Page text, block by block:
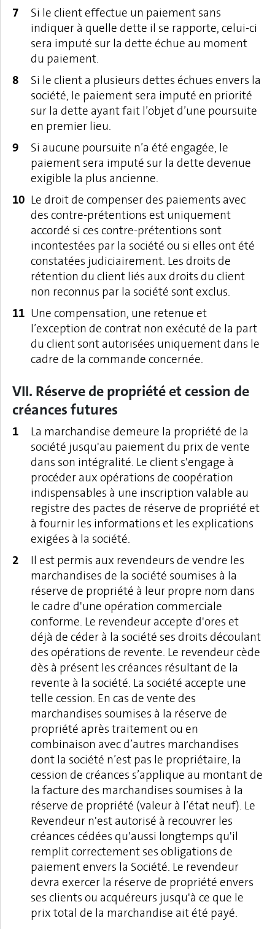
Si le client effectue un paiement sans
indiquer à quelle dette il se rapporte, celui-ci
sera imputé sur la dette échue au moment
du paiement.
Si le client a plusieurs dettes échues envers la
société, le paiement sera imputé en priorité
sur la dette ayant fait l’objet d’une poursuite
en premier lieu.
Si aucune poursuite n’a été engagée, le
paiement sera imputé sur la dette devenue
exigible la plus ancienne.
Le droit de compenser des paiements avec
des contre-prétentions est uniquement
accordé si ces contre-prétentions sont
incontestées par la société ou si elles ont été
constatées judiciairement. Les droits de
rétention du client liés aux droits du client
non reconnus par la société sont exclus.
Une compensation, une retenue et
l’exception de contrat non exécuté de la part
du client sont autorisées uniquement dans le
cadre de la commande concernée.
VII. Réserve de propriété et cession de
créances futures
La marchandise demeure la propriété de la
société jusqu'au paiement du prix de vente
dans son intégralité. Le client s'engage à
procéder aux opérations de coopération
indispensables à une inscription valable au
registre des pactes de réserve de propriété et
à fournir les informations et les explications
exigées à la société.
Il est permis aux revendeurs de vendre les
marchandises de la société soumises à la
réserve de propriété à leur propre nom dans
le cadre d'une opération commerciale
conforme. Le revendeur accepte d'ores et
déjà de céder à la société ses droits découlant
des opérations de revente. Le revendeur cède
dès à présent les créances résultant de la
revente à la société. La société accepte une
telle cession. En cas de vente des
marchandises soumises à la réserve de
propriété après traitement ou en
combinaison avec d’autres marchandises
dont la société n’est pas le propriétaire, la
cession de créances s’applique au montant de
la facture des marchandises soumises à la
réserve de propriété (valeur à l’état neuf). Le
Revendeur n'est autorisé à recouvrer les
créances cédées qu'aussi longtemps qu'il
remplit correctement ses obligations de
paiement envers la Société. Le revendeur
devra exercer la réserve de propriété envers
ses clients ou acquéreurs jusqu'à ce que le
prix total de la marchandise ait été payé.